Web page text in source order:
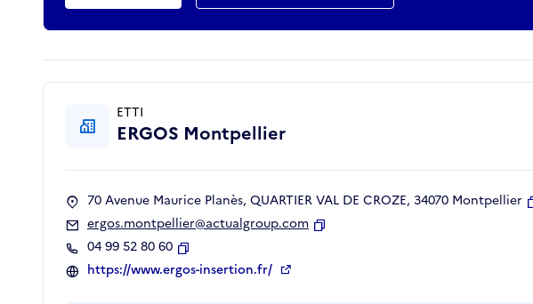
ETTI
ERGOS Montpellier
70 Avenue Maurice Planès, QUARTIER VAL DE CROZE, 34070 Montpellier
ergos.montpellier@actualgroup.com
04 99 52 80 60
Copier
https://www.ergos-insertion.fr/